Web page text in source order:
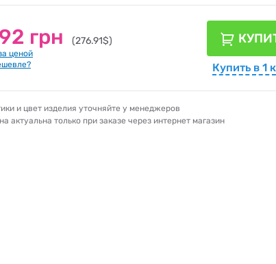
грн (276.91$)
ценой
Купить в 1
и цвет изделия уточняйте у менеджеров
актуальна только при заказе через интернет магазин